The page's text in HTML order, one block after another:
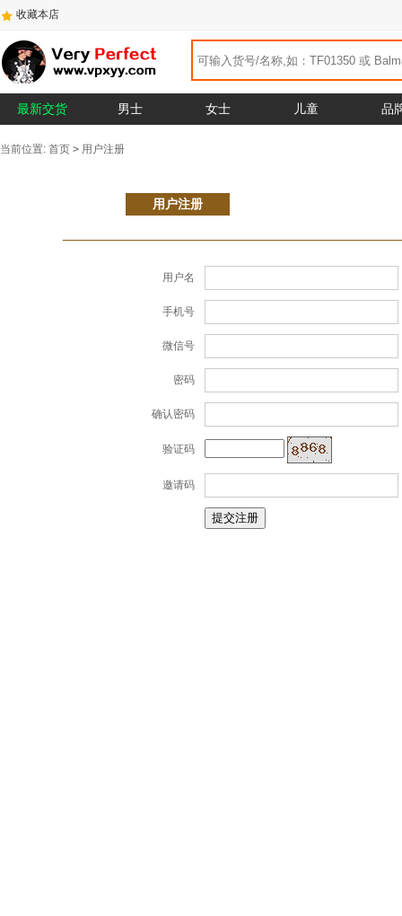
收藏本店
最新交货 男士 女士 儿童 品
当前位置: 首页 > 用户注册
用户注册
用户名
手机号
微信号
密码
确认密码
验证码
邀请码